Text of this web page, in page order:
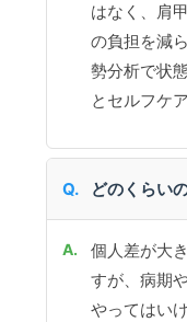
はなく、肩
の負担を減
勢分析で状
とセルフケ
どのくらい
個人差が大
すが、病期
やってはい